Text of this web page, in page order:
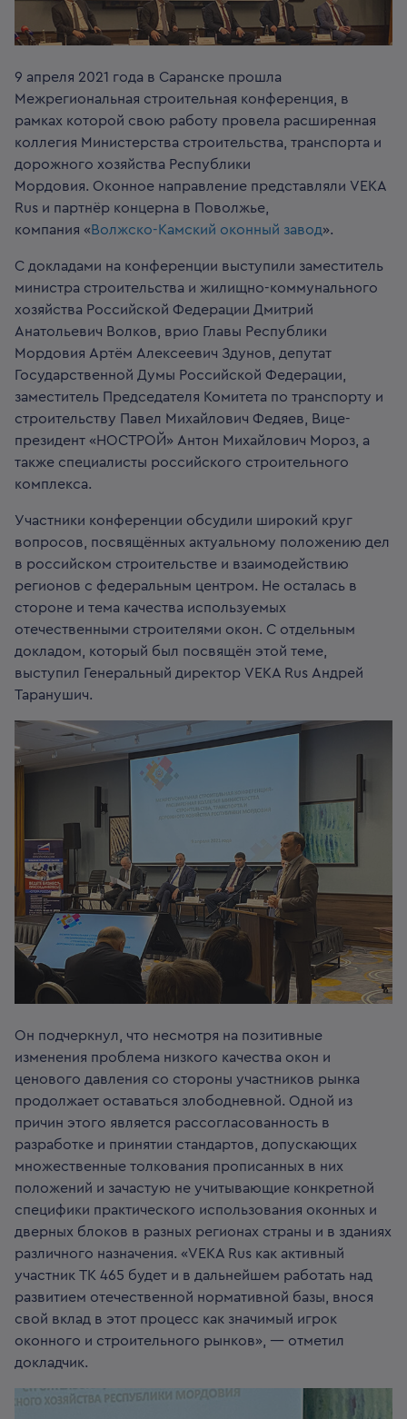
9 апреля 2021 года в Саранске прошла
Межрегиональная строительная конференция, в
рамках которой свою работу провела расширенная
коллегия Министерства строительства, транспорта и
дорожного хозяйства Республики
Мордовия. Оконное направление представляли VEKA
Rus и партнёр концерна в Поволжье,
компания «Волжско-Камский оконный завод».
С докладами на конференции выступили заместитель
министра строительства и жилищно-коммунального
хозяйства Российской Федерации Дмитрий
Анатольевич Волков, врио Главы Республики
Мордовия Артём Алексеевич Здунов, депутат
Государственной Думы Российской Федерации,
заместитель Председателя Комитета по транспорту и
строительству Павел Михайлович Федяев, Вице-
президент «НОСТРОЙ» Антон Михайлович Мороз, а
также специалисты российского строительного
комплекса.
Участники конференции обсудили широкий круг
вопросов, посвящённых актуальному положению дел
в российском строительстве и взаимодействию
регионов с федеральным центром. Не осталась в
стороне и тема качества используемых
отечественными строителями окон. С отдельным
докладом, который был посвящён этой теме,
выступил Генеральный директор VEKA Rus Андрей
Таранушич.
Он подчеркнул, что несмотря на позитивные
изменения проблема низкого качества окон и
ценового давления со стороны участников рынка
продолжает оставаться злободневной. Одной из
причин этого является рассогласованность в
разработке и принятии стандартов, допускающих
множественные толкования прописанных в них
положений и зачастую не учитывающие конкретной
специфики практического использования оконных и
дверных блоков в разных регионах страны и в зданиях
различного назначения. «VEKA Rus как активный
участник ТК 465 будет и в дальнейшем работать над
развитием отечественной нормативной базы, внося
свой вклад в этот процесс как значимый игрок
оконного и строительного рынков», — отметил
докладчик.